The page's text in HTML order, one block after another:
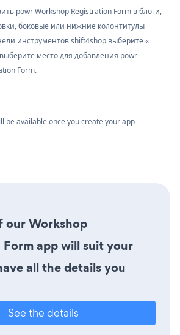
powr Workshop Registration Form в блоги,
боковые или нижние колонтитулы
инструментов shift4shop выберите «
место для добавления powr
Form.
be available once you create your app
our Workshop
app will suit your
all the details you
See the details